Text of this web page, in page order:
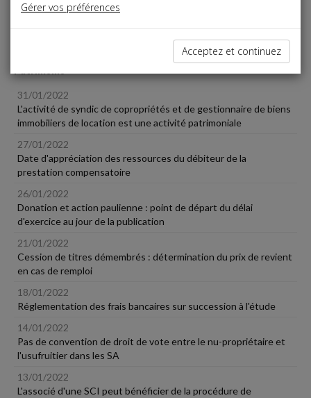
Liste des dernières dépêches
31/01/2022
L'activité de syndic de copropriétés et de gestionnaire de biens
immobiliers de location est une activité patrimoniale
27/01/2022
Date d'appréciation des ressources du débiteur de la
prestation compensatoire
26/01/2022
Donation et action paulienne : point de départ du délai
d'exercice au jour de la publication
21/01/2022
Cession de titres démembrés : détermination du prix de revient
en cas de remploi
18/01/2022
Réglementation des frais bancaires sur succession à l'étude
14/01/2022
Pas de convention de droit de vote entre le nu-propriétaire et
l'usufruitier dans les SA
13/01/2022
L'associé d'une SCI peut bénéficier de la procédure de
Gérer vos préférences
Acceptez et continuez